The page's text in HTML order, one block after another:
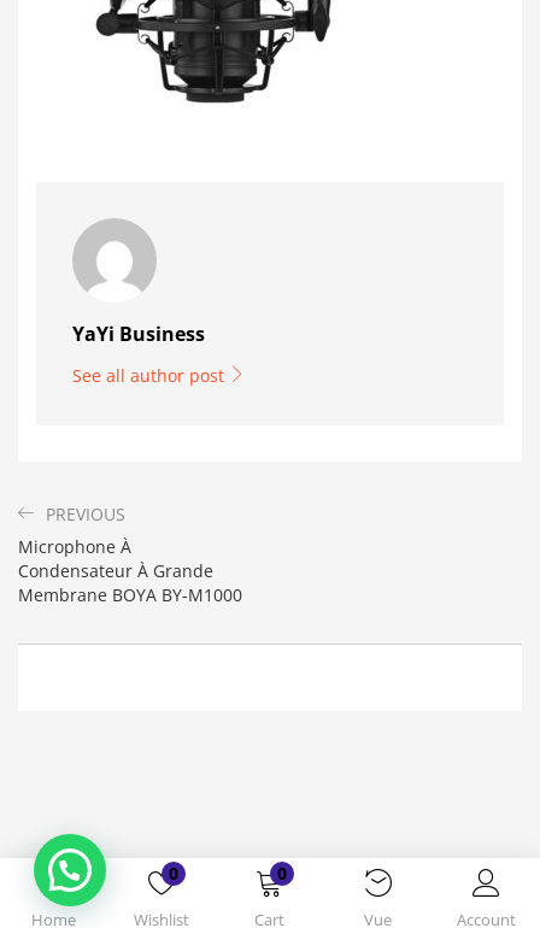
Home
0
Wishlist
0
Cart Vue Account
YaYi Business
See all author post
PREVIOUS
Microphone À
Condensateur À Grande
Membrane BOYA BY-M1000